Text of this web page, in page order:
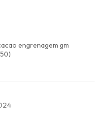
engrenagem gm